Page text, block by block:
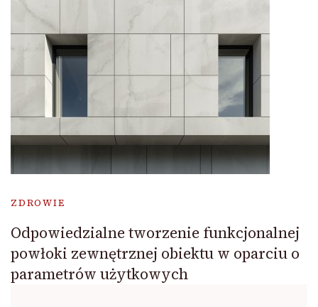
ZDROWIE
Odpowiedzialne tworzenie funkcjonalnej
powłoki zewnętrznej obiektu w oparciu o
parametrów użytkowych